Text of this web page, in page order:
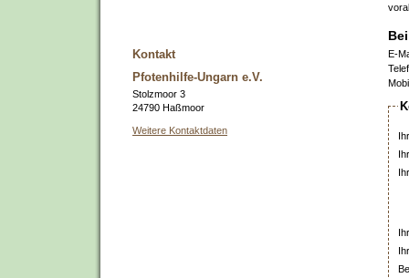
Kontakt
Pfotenhilfe-Ungarn e.V.
Stolzmoor 3
24790 Haßmoor
Weitere Kontaktdaten
E-